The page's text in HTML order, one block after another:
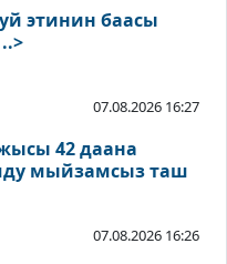
этинин баасы
07.08.2026 16:27
42 даана
мыйзамсыз таш
07.08.2026 16:26